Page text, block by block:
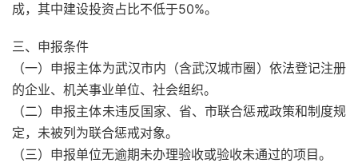
成，其中建设投资占比不低于50%。
三、申报条件
（一）申报主体为武汉市内（含武汉城市圈）依法登记注册
的企业、机关事业单位、社会组织。
（二）申报主体未违反国家、省、市联合惩戒政策和制度规
定，未被列为联合惩戒对象。
（三）申报单位无逾期未办理验收或验收未通过的项目。